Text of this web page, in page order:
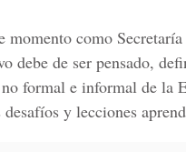
momento como
debe de ser pensado,
formal e informal de la
desafíos y lecciones